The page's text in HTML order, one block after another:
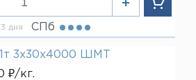
дня СПб
3х30х4000 ШМТ
₽/кг.